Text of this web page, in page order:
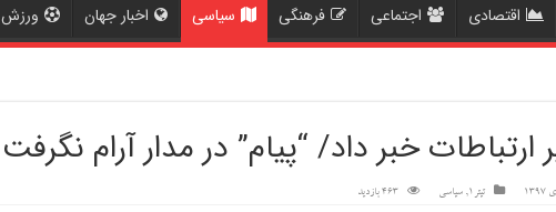
اقتصادی اجتماعی فرهنگی سیاسی اخبار جهان ورزش
ارتباطات خبر داد/ “پیام” در مدار آرام نگرفت
تیتر1 , سیاسی 463 بازدید